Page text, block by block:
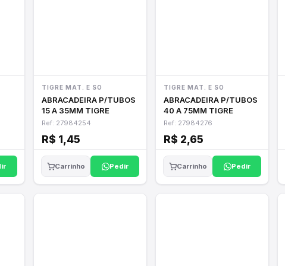
TIGRE MAT. E SO
ABRACADEIRA P/TUBOS
15 A 35MM TIGRE
Ref: 27984254
R$ 1,45
Carrinho Pedir
TIGRE MAT. E SO
ABRACADEIRA P/TUBOS
40 A 75MM TIGRE
Ref: 27984276
R$ 2,65
Carrinho Pedir